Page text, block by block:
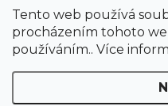
Tento web používá
procházením tohoto
používáním.. Více